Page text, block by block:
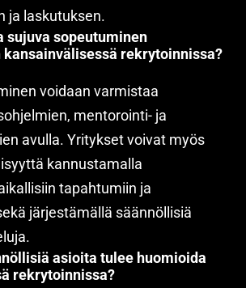
ja laskutuksen.
sujuva sopeutuminen
rekrytoinnissa?
voidaan varmistaa
mentorointi- ja
avulla. Yritykset voivat myös
kannustamalla
tapahtumiin ja
järjestämällä säännöllisiä
asioita tulee huomioida
rekrytoinnissa?